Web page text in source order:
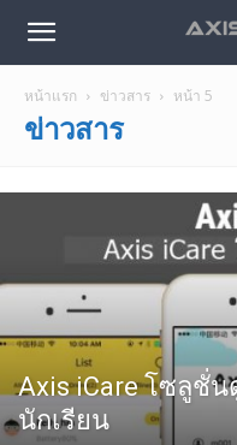
หน้าแรก ข่าวสาร หน้า 5
ข่าวสาร
Axis iCare โซลูชั่
นักเรียน